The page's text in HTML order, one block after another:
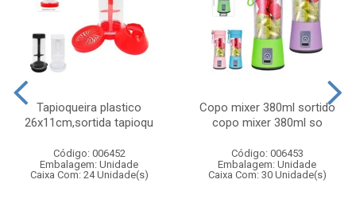
Tapioqueira plastico
26x11cm,sortida tapioqu
Código: 006452
Embalagem: Unidade
Caixa Com: 24 Unidade(s)
Copo mixer 380ml sortido
copo mixer 380ml so
Código: 006453
Embalagem: Unidade
Caixa Com: 30 Unidade(s)